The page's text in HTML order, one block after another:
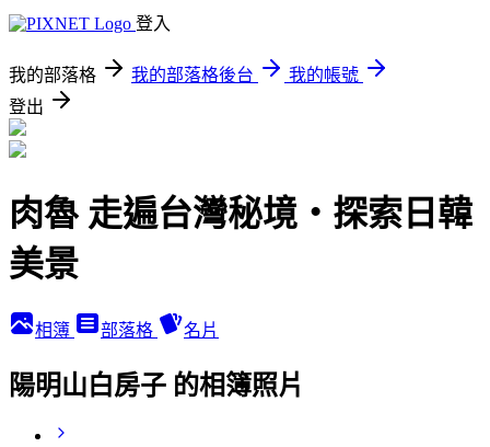
登入
我的部落格 我的部落格後台
我的帳號
登出
肉魯 走遍台灣秘境・探索日韓
美景
相簿 部落格 名片
陽明山白房子 的相簿照片